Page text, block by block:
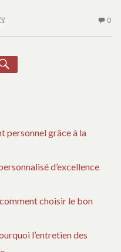
0
RECHERCHER
personnel grâce à la
d’excellence
choisir le bon
l’entretien des